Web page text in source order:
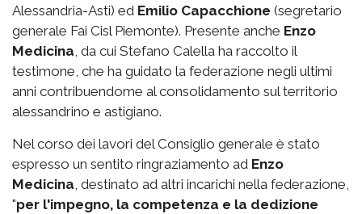
Alessandria-Asti) ed Emilio Capacchione (segretario
generale Fai Cisl Piemonte). Presente anche Enzo
Medicina, da cui Stefano Calella ha raccolto il
testimone, che ha guidato la federazione negli ultimi
anni contribuendome al consolidamento sul territorio
alessandrino e astigiano.
Nel corso dei lavori del Consiglio generale è stato
espresso un sentito ringraziamento ad Enzo
Medicina, destinato ad altri incarichi nella federazione,
"per l'impegno, la competenza e la dedizione